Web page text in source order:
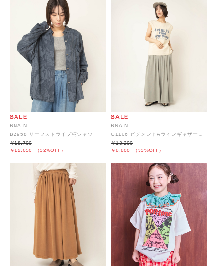
RNA-N
B2958 リーフストライプ柄シャツ
￥12,650 （32%OFF）
￥18,700
RNA-N
G1106 ピグメントAラインギャザースカート
￥8,800 （33%OFF）
￥13,200